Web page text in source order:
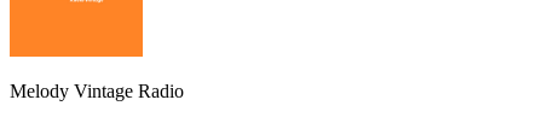
Melody Vintage Radio